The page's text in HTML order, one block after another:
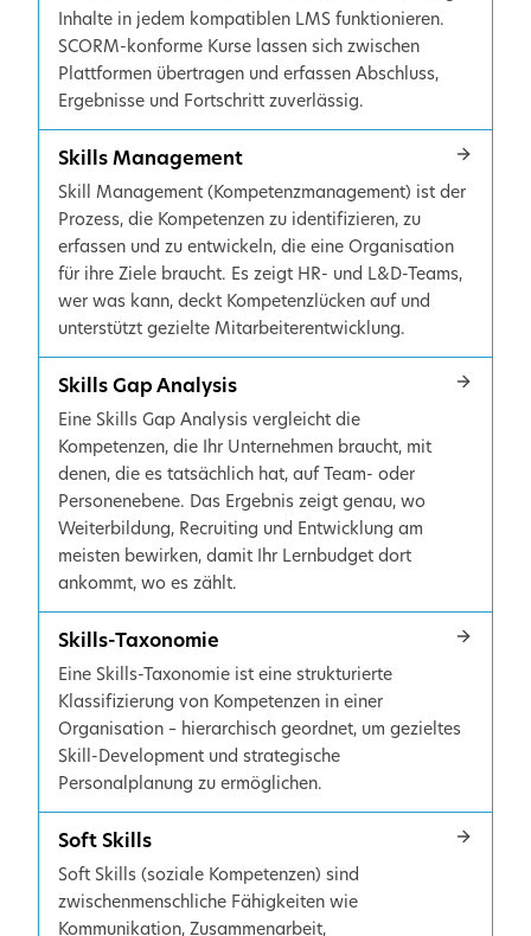
Inhalte in jedem kompatiblen LMS funktionieren.
SCORM-konforme Kurse lassen sich zwischen
Plattformen übertragen und erfassen Abschluss,
Ergebnisse und Fortschritt zuverlässig.
Skills Management
Skill Management (Kompetenzmanagement) ist der
Prozess, die Kompetenzen zu identifizieren, zu
erfassen und zu entwickeln, die eine Organisation
für ihre Ziele braucht. Es zeigt HR- und L&D-Teams,
wer was kann, deckt Kompetenzlücken auf und
unterstützt gezielte Mitarbeiterentwicklung.
Skills Gap Analysis
Eine Skills Gap Analysis vergleicht die
Kompetenzen, die Ihr Unternehmen braucht, mit
denen, die es tatsächlich hat, auf Team- oder
Personenebene. Das Ergebnis zeigt genau, wo
Weiterbildung, Recruiting und Entwicklung am
meisten bewirken, damit Ihr Lernbudget dort
ankommt, wo es zählt.
Skills-Taxonomie
Eine Skills-Taxonomie ist eine strukturierte
Klassifizierung von Kompetenzen in einer
Organisation – hierarchisch geordnet, um gezieltes
Skill-Development und strategische
Personalplanung zu ermöglichen.
Soft Skills
Soft Skills (soziale Kompetenzen) sind
zwischenmenschliche Fähigkeiten wie
Kommunikation, Zusammenarbeit,